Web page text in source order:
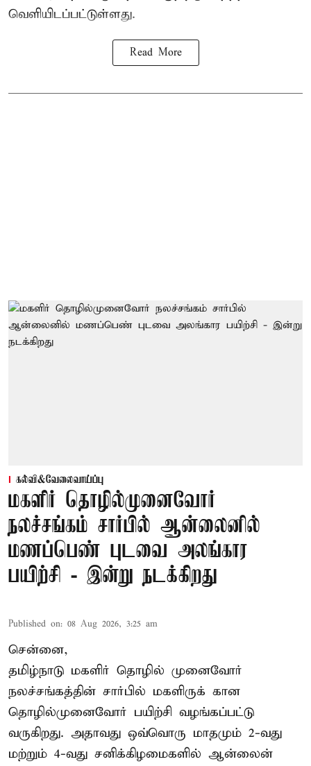
வெளியிடப்பட்டுள்ளது.
Read More
கல்வி&வேலைவாய்ப்பு
மகளிர் தொழில்முனைவோர்
நலச்சங்கம் சார்பில் ஆன்லைனில்
மணப்பெண் புடவை அலங்கார
பயிற்சி - இன்று நடக்கிறது
Published on: 08 Aug 2026, 3:25 am
சென்னை,
தமிழ்நாடு மகளிர் தொழில் முனைவோர்
நலச்சங்கத்தின் சார்பில் மகளிருக் கான
தொழில்முனைவோர் பயிற்சி வழங்கப்பட்டு
வருகிறது. அதாவது ஒவ்வொரு மாதமும் 2-வது
மற்றும் 4-வது சனிக்கிழமைகளில் ஆன்லைன்